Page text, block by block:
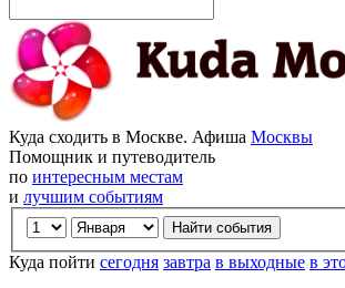
Куда сходить в Москве. Афиша Москвы
Помощник и путеводитель
по интересным местам
и лучшим событиям
Куда пойти сегодня завтра в выходные в